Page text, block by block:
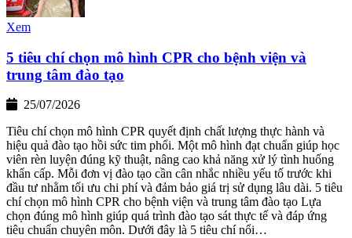
Xem
5 tiêu chí chọn mô hình CPR cho bệnh viện và
trung tâm đào tạo
25/07/2026
Tiêu chí chọn mô hình CPR quyết định chất lượng thực hành và
hiệu quả đào tạo hồi sức tim phổi. Một mô hình đạt chuẩn giúp học
viên rèn luyện đúng kỹ thuật, nâng cao khả năng xử lý tình huống
khẩn cấp. Mỗi đơn vị đào tạo cần cân nhắc nhiều yếu tố trước khi
đầu tư nhằm tối ưu chi phí và đảm bảo giá trị sử dụng lâu dài. 5 tiêu
chí chọn mô hình CPR cho bệnh viện và trung tâm đào tạo Lựa
chọn đúng mô hình giúp quá trình đào tạo sát thực tế và đáp ứng
tiêu chuẩn chuyên môn. Dưới đây là 5 tiêu chí nổi…